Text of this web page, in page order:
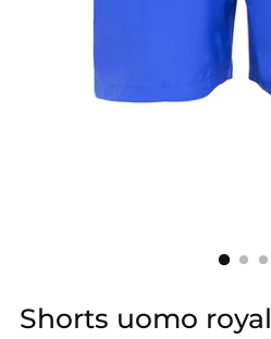
Shorts uomo royal